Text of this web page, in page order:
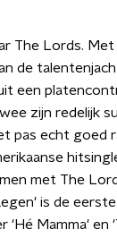
The Lords.
de
een
zijn redelijk
pas echt goed
met The
is de
'Hé Mamma' en